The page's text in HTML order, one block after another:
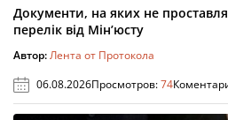
Документи, на яких не
перелік від Мін’юсту
Автор:Лента от Протокола
06.08.2026Просмотров:74